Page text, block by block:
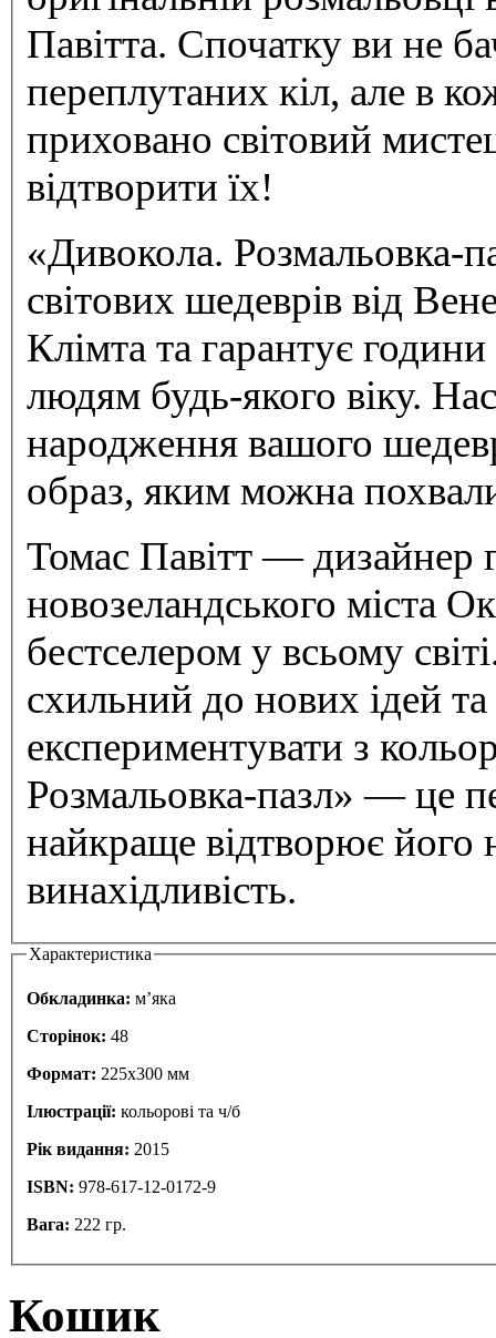
Павітта. Спочатку ви не
переплутаних кіл, але в
приховано світовий
відтворити їх!
«Дивокола. Розмальовка-
світових шедеврів від
Клімта та гарантує
людям будь-якого віку.
народження вашого
образ, яким можна
Томас Павітт — дизайнер
новозеландського міста
бестселером у всьому
схильний до нових ідей
експериментувати з
Розмальовка-пазл» — це
найкраще відтворює його
винахідливість.
Характеристика
Обкладинка: м’яка
Сторінок: 48
Формат: 225x300 мм
Ілюстрації: кольорові та ч/б
Рік видання: 2015
ISBN: 978-617-12-0172-9
Вага: 222 гр.
Кошик